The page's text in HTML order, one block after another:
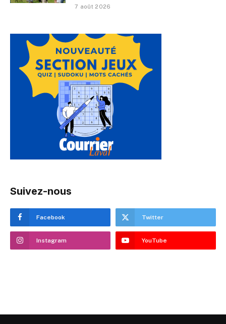
7 août 2026
Suivez-nous
Facebook Twitter
Instagram YouTube